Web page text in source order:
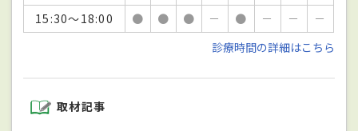
15:30～18:00
● ● ● － ● － －
－
診療時間の詳細はこちら
取材記事